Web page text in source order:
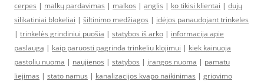
cerpes | malkų pardavimas | malkos | anglis | ko tikisi klientai | dujų
silikatiniai blokeliai | šiltinimo medžiagos | idėjos panaudojant trinkeles
| trinkelės grindiniui puošia | statybos iš arko | informacija apie
paslaugą | kaip paruosti pagrinda trinkeliu klojimui | kiek kainuoja
pastoliu nuoma | naujienos | statybos | įrangos nuoma | pamatu
liejimas | stato namus | kanalizacijos kvapo naikinimas | griovimo